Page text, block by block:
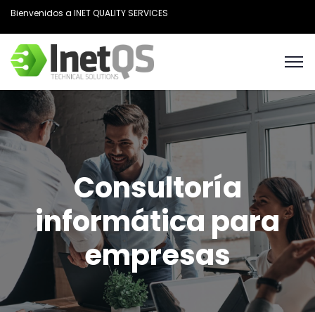
Bienvenidos a INET QUALITY SERVICES
Consultoría
informática para
empresas